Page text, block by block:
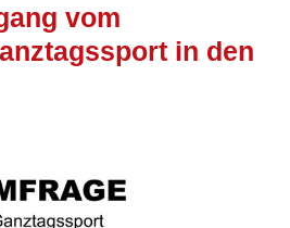
vom
in den